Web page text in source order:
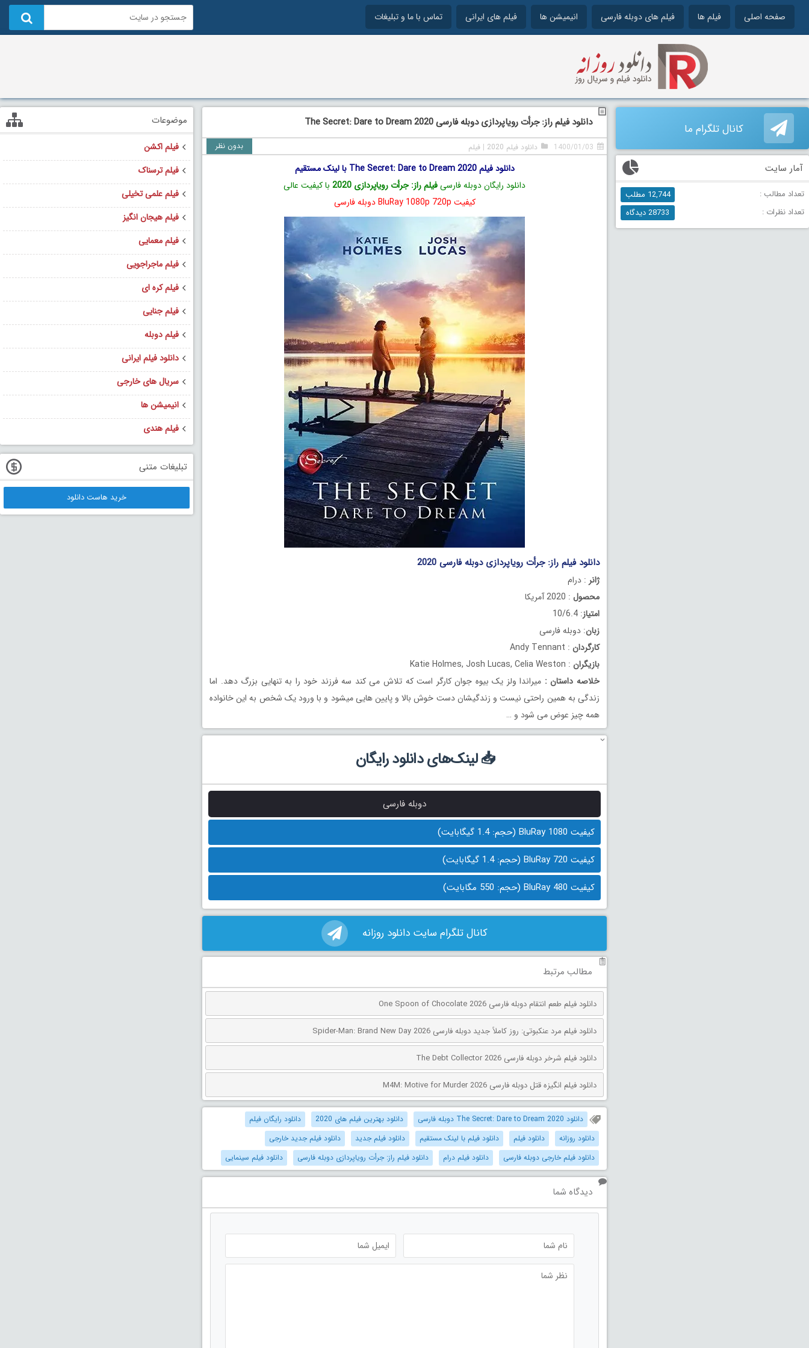
صفحه اصلی فیلم ها فیلم های دوبله فارسی انیمیشن ها فیلم های ایرانی تماس با ما و تبلیغات
دانلود فیلم راز: جرأت رویاپردازی دوبله فارسی The Secret: Dare to Dream 2020
1400/01/03 دانلود فیلم 2020 | فیلم بدون نظر
دانلود فیلم The Secret: Dare to Dream 2020 با لینک مستقیم
دانلود رایگان دوبله فارسیفیلم راز: جرأت رویاپردازی 2020
با کیفیت عالی
کیفیت BluRay 1080p 720p دوبله فارسی
دانلود فیلم راز: جرأت رویاپردازی دوبله فارسی 2020
ژانر : درام
محصول : 2020 آمریکا
امتیاز: 10/6.4
زبان: دوبله فارسی
کارگردان : Andy Tennant
بازیگران : Katie Holmes, Josh Lucas, Celia Weston
خلاصه داستان : میراندا ولز یک بیوه جوان کارگر است که تلاش می کند سه فرزند خود را به تنهایی بزرگ دهد. اما
زندگی به همین راحتی نیست و زندگیشان دست خوش بالا و پایین هایی میشود و با ورود یک شخص به این خانواده
همه چیز عوض می شود و …
📥 لینک‌های دانلود رایگان
دوبله فارسی
کیفیت BluRay 1080 (حجم: 1.4 گیگابایت)
کیفیت BluRay 720 (حجم: 1.4 گیگابایت)
کیفیت BluRay 480 (حجم: 550 مگابایت)
کانال تلگرام سایت دانلود روزانه
مطالب مرتبط
دانلود فیلم طعم انتقام دوبله فارسی One Spoon of Chocolate 2026
دانلود فیلم مرد عنکبوتی: روز کاملاً جدید دوبله فارسی Spider-Man: Brand New Day 2026
دانلود فیلم شرخر دوبله فارسی The Debt Collector 2026
دانلود فیلم انگیزه قتل دوبله فارسی M4M: Motive for Murder 2026
دانلود The Secret: Dare to Dream 2020 دوبله فارسی دانلود بهترین فیلم های 2020
دانلود رایگان فیلم
دانلود روزانه
دانلود فیلم دانلود فیلم با لینک مستقیم دانلود فیلم جدید
دانلود فیلم جدید خارجی
دانلود فیلم خارجی دوبله فارسی
دانلود فیلم درام دانلود فیلم راز: جرأت رویاپردازی دوبله فارسی دانلود فیلم سینمایی
دیدگاه شما
کانال تلگرام ما
آمار سایت
تعداد مطالب :
12,744 مطلب
تعداد نظرات :
28733 دیدگاه
موضوعات
فیلم اکشن
فیلم ترسناک
فیلم علمی تخیلی
فیلم هیجان انگیز
فیلم معمایی
فیلم ماجراجویی
فیلم کره ای
فیلم جنایی
فیلم دوبله
دانلود فیلم ایرانی
سریال های خارجی
انیمیشن ها
فیلم هندی
تبلیغات متنی
خرید هاست دانلود